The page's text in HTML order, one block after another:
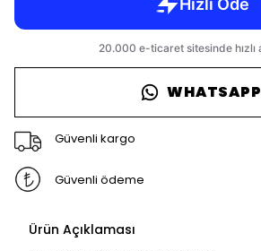
WHATSAPP
Güvenli kargo
Güvenli ödeme
Ürün Açıklaması